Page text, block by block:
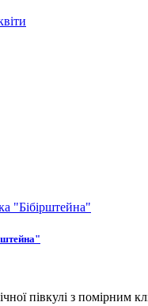
півкулі з помірним